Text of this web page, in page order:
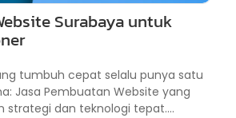
Surabaya untuk
tumbuh cepat selalu punya satu
Jasa Pembuatan Website yang
strategi dan teknologi tepat....